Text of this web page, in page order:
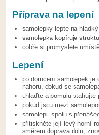
Příprava na lepení
samolepky lepte na
samolepka kopíruje
dobře si promyslete
Lepení
po doručení samolepek je
nahoru, dokud se
uhlaďte a pomalu stahujte
pokud jsou mezi
samolepu spolu s
přitiskněte její levý horní
směrem doprava dolů,